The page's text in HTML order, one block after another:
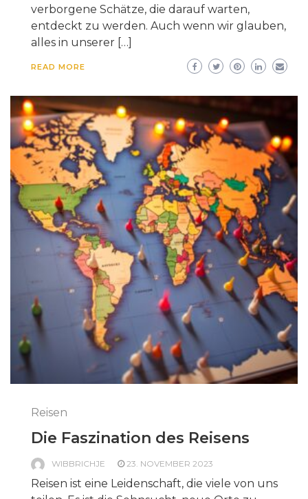
verborgene Schätze, die darauf warten,
entdeckt zu werden. Auch wenn wir glauben,
alles in unserer […]
READ MORE
Reisen
Die Faszination des Reisens
WIBBRICHJE 23. NOVEMBER 2023
Reisen ist eine Leidenschaft, die viele von uns